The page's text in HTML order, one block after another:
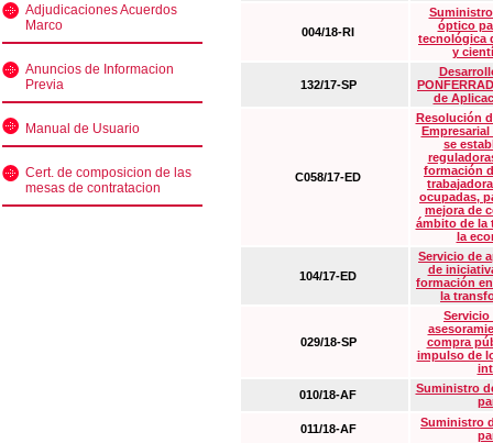
Adjudicaciones Acuerdos
Marco
Anuncios de Informacion
Previa
Manual de Usuario
Cert. de composicion de las
mesas de contratacion
004/18-RI
óptico
tecnológica
y
132/17-SP
de
C058/17-ED
Resolución
Empresarial
se
formación
ocupadas,
mejora de
ámbito de la
la
104/17-ED
Servicio de
de
formación
la
029/18-SP
Servicio
compra
impulso de
010/18-AF
Suministro
011/18-AF
Suministro